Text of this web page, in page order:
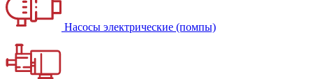
Насосы электрические (помпы)